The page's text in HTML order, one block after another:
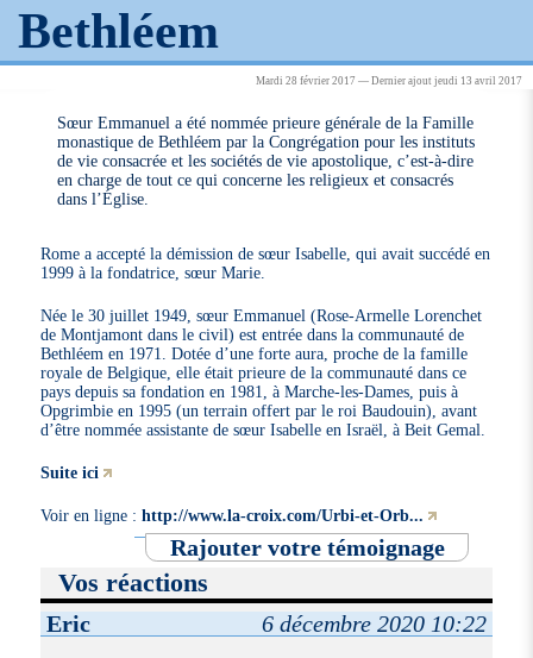
Bethléem
Mardi 28 février 2017 — Dernier ajout jeudi 13 avril 2017
Sœur Emmanuel a été nommée prieure générale de la Famille
monastique de Bethléem par la Congrégation pour les instituts
de vie consacrée et les sociétés de vie apostolique, c’est-à-dire
en charge de tout ce qui concerne les religieux et consacrés
dans l’Église.
Rome a accepté la démission de sœur Isabelle, qui avait succédé en
1999 à la fondatrice, sœur Marie.
Née le 30 juillet 1949, sœur Emmanuel (Rose-Armelle Lorenchet
de Montjamont dans le civil) est entrée dans la communauté de
Bethléem en 1971. Dotée d’une forte aura, proche de la famille
royale de Belgique, elle était prieure de la communauté dans ce
pays depuis sa fondation en 1981, à Marche-les-Dames, puis à
Opgrimbie en 1995 (un terrain offert par le roi Baudouin), avant
d’être nommée assistante de sœur Isabelle en Israël, à Beit Gemal.
Suite ici
Voir en ligne :http://www.la-croix.com/Urbi-et-Orb...
Rajouter votre témoignage
Vos réactions
Eric
6 décembre 2020 10:22